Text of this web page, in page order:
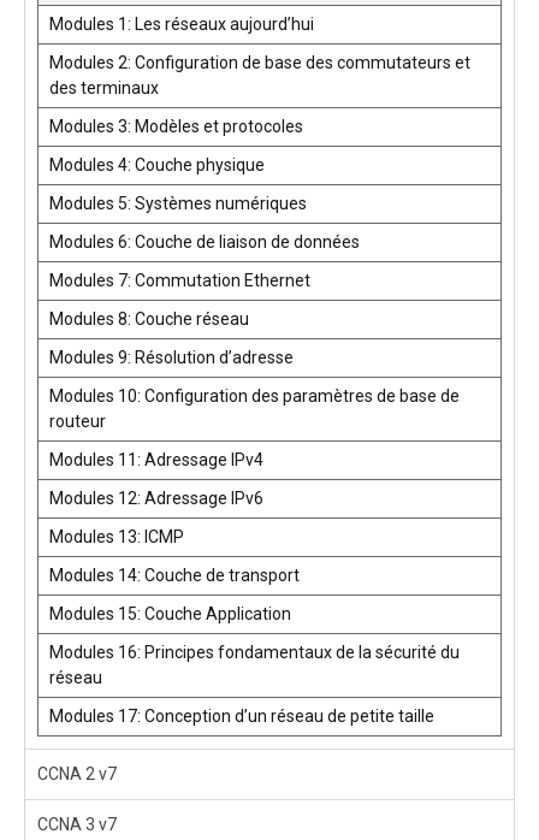
Modules 1: Les réseaux aujourd’hui
Modules 2: Configuration de base des commutateurs et
des terminaux
Modules 3: Modèles et protocoles
Modules 4: Couche physique
Modules 5: Systèmes numériques
Modules 6: Couche de liaison de données
Modules 7: Commutation Ethernet
Modules 8: Couche réseau
Modules 9: Résolution d’adresse
Modules 10: Configuration des paramètres de base de
routeur
Modules 11: Adressage IPv4
Modules 12: Adressage IPv6
Modules 13: ICMP
Modules 14: Couche de transport
Modules 15: Couche Application
Modules 16: Principes fondamentaux de la sécurité du
réseau
Modules 17: Conception d’un réseau de petite taille
CCNA 2 v7
CCNA 3 v7